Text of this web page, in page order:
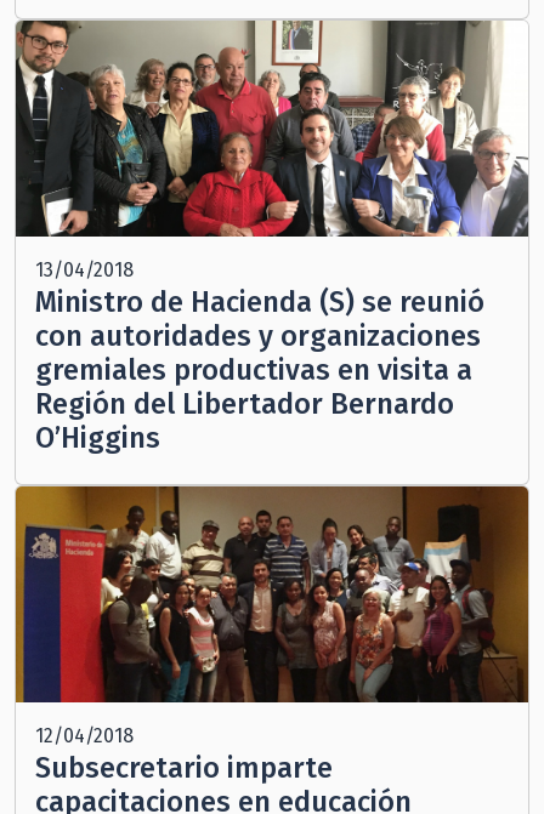
13/04/2018
Ministro de Hacienda (S) se reunió
con autoridades y organizaciones
gremiales productivas en visita a
Región del Libertador Bernardo
O’Higgins
12/04/2018
Subsecretario imparte
capacitaciones en educación